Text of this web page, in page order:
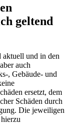
geltend
aktuell und in den
auch
, Gebäude- und
ersetzt, dem
Schäden durch
Die jeweiligen